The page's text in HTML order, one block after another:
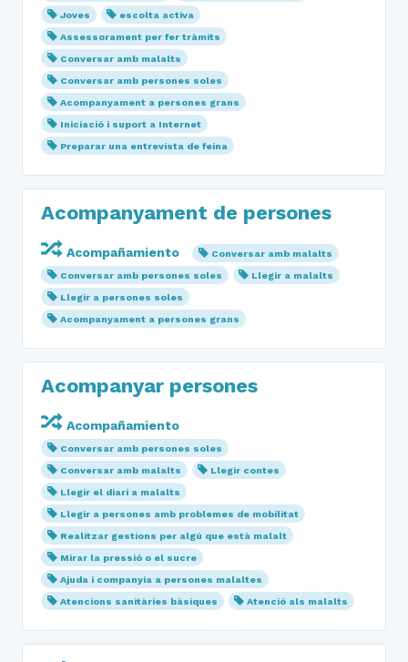
Joves
escolta activa
Assessorament per fer tràmits
Conversar amb malalts
Conversar amb persones soles
Acompanyament a persones grans
Iniciació i suport a Internet
Preparar una entrevista de feina
Acompanyament de persones
Acompañamiento
Conversar amb malalts
Conversar amb persones soles
Llegir a malalts
Llegir a persones soles
Acompanyament a persones grans
Acompanyar persones
Acompañamiento
Conversar amb persones soles
Conversar amb malalts
Llegir contes
Llegir el diari a malalts
Llegir a persones amb problemes de mobilitat
Realitzar gestions per algú que està malalt
Mirar la pressió o el sucre
Ajuda i companyia a persones malaltes
Atencions sanitàries bàsiques
Atenció als malalts